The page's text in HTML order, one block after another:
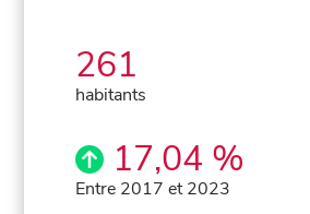
261
habitants
17,04 %
Entre 2017 et 2023